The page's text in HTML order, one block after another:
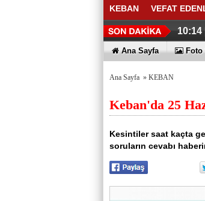
KEBAN VEFAT
10:14 |
Ana Sayfa Foto
Ana Sayfa » KEBAN
Keban'da 25
Kesintiler saat kaçta
soruların cevabı